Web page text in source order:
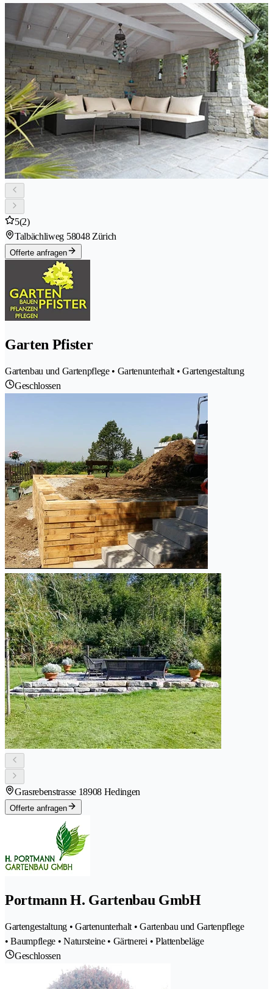
5(2)
Talbächliweg 58048 Zürich
Offerte anfragen
Garten Pfister
Gartenbau und Gartenpflege • Gartenunterhalt • Gartengestaltung
Geschlossen
Grasrebenstrasse 18908 Hedingen
Offerte anfragen
Portmann H. Gartenbau GmbH
Gartengestaltung • Gartenunterhalt • Gartenbau und Gartenpflege
• Baumpflege • Natursteine • Gärtnerei • Plattenbeläge
Geschlossen